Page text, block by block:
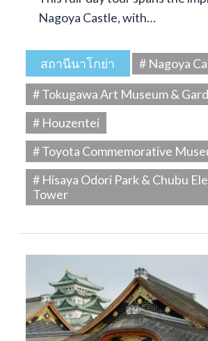
Nagoya Castle, with…
สถานีนาโกย่า
# Nagoya
# Tokugawa Art Museum &
# Houzentei
# Toyota Commemorative
# Hisaya Odori Park & Chubu
Tower